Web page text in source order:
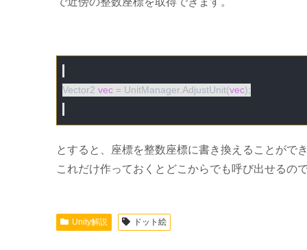
Vector2 vec = UnitManager.AdjustUnit(vec);
とすると、座標を整数座標に書き換えることができ
これだけ作っておくとどこからでも呼び出せるの
Unity解説 ドット絵